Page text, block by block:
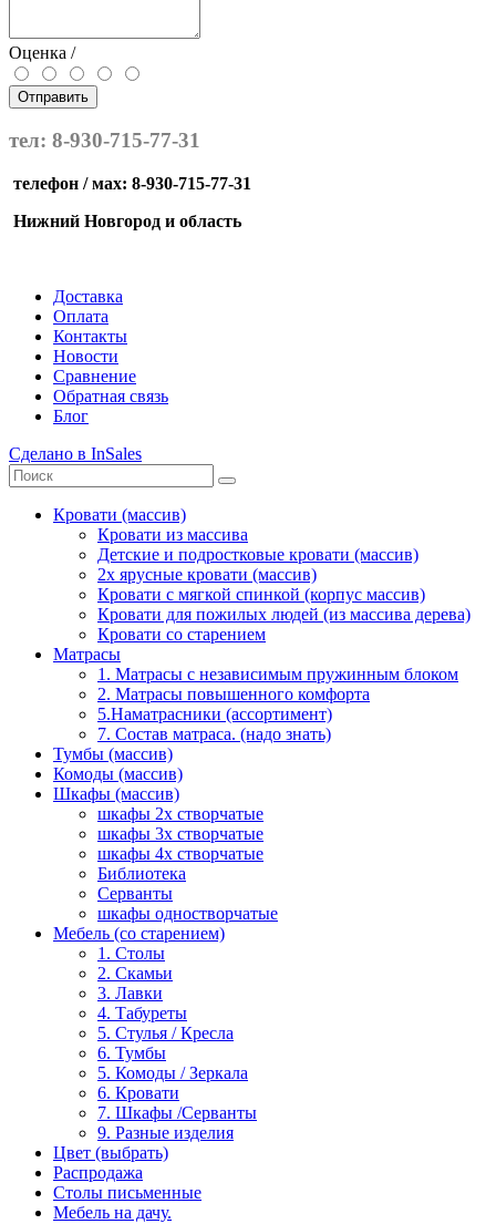
Оценка /
Отправить
тел: 8-930-715-77-31
телефон / мах: 8-930-715-77-31
Нижний Новгород и область
Доставка
Оплата
Контакты
Новости
Сравнение
Обратная связь
Блог
Сделано в InSales
Кровати (массив)
Кровати из массива
Детские и подростковые кровати (массив)
2х ярусные кровати (массив)
Кровати с мягкой спинкой (корпус массив)
Кровати для пожилых людей (из массива дерева)
Кровати со старением
Матрасы
1. Матрасы с независимым пружинным блоком
2. Матрасы повышенного комфорта
5.Наматрасники (ассортимент)
7. Состав матраса. (надо знать)
Тумбы (массив)
Комоды (массив)
Шкафы (массив)
шкафы 2х створчатые
шкафы 3х створчатые
шкафы 4х створчатые
Библиотека
Серванты
шкафы одностворчатые
Мебель (со старением)
1. Столы
2. Скамьи
3. Лавки
4. Табуреты
5. Стулья / Кресла
6. Тумбы
5. Комоды / Зеркала
6. Кровати
7. Шкафы /Серванты
9. Разные изделия
Цвет (выбрать)
Распродажа
Столы письменные
Мебель на дачу.